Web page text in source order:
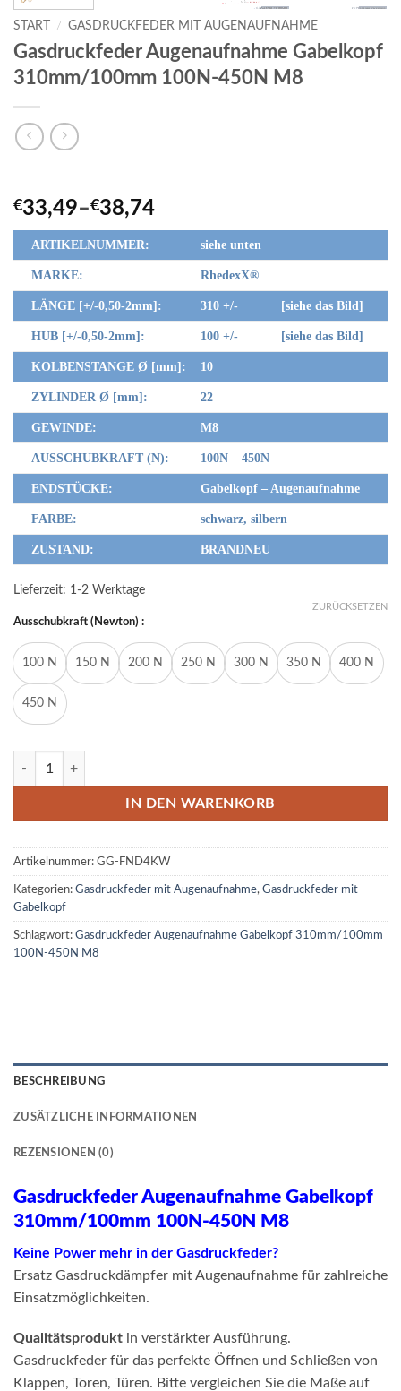
START / GASDRUCKFEDER MIT AUGENAUFNAHME
Gasdruckfeder Augenaufnahme Gabelkopf
310mm/100mm 100N-450N M8
€33,49–€38,74
ARTIKELNUMMER: siehe unten
MARKE: RhedexX®
LÄNGE [+/-0,50-2mm]: 310 +/- [siehe das Bild]
HUB [+/-0,50-2mm]: 100 +/- [siehe das Bild]
KOLBENSTANGE Ø [mm]: 10
ZYLINDER Ø [mm]: 22
GEWINDE: M8
AUSSCHUBKRAFT (N): 100N – 450N
ENDSTÜCKE: Gabelkopf – Augenaufnahme
FARBE: schwarz, silbern
ZUSTAND: BRANDNEU
Lieferzeit: 1-2 Werktage
Ausschubkraft (Newton) :
100 N 150 N 200 N 250 N 300 N 350 N 400 N
450 N
ZURÜCKSETZEN
Gasdruckfeder Augenaufnahme Gabelkopf 310mm/100mm 100N-
IN DEN WARENKORB
Artikelnummer: GG-FND4KW
Kategorien: Gasdruckfeder mit Augenaufnahme, Gasdruckfeder mit
Gabelkopf
Schlagwort: Gasdruckfeder Augenaufnahme Gabelkopf 310mm/100mm
100N-450N M8
BESCHREIBUNG
ZUSÄTZLICHE INFORMATIONEN
REZENSIONEN (0)
Gasdruckfeder Augenaufnahme Gabelkopf
310mm/100mm 100N-450N M8
Keine Power mehr in der Gasdruckfeder?
Ersatz Gasdruckdämpfer mit Augenaufnahme für zahlreiche
Einsatzmöglichkeiten.
Qualitätsprodukt in verstärkter Ausführung.
Gasdruckfeder für das perfekte Öffnen und Schließen von
Klappen, Toren, Türen. Bitte vergleichen Sie die Maße auf